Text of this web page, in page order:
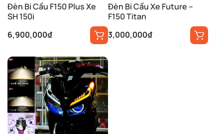
Đèn Bi Cầu F150 Plus Xe
SH 150i
6,900,000₫
Đèn Bi Cầu Xe Future –
F150 Titan
3,000,000₫